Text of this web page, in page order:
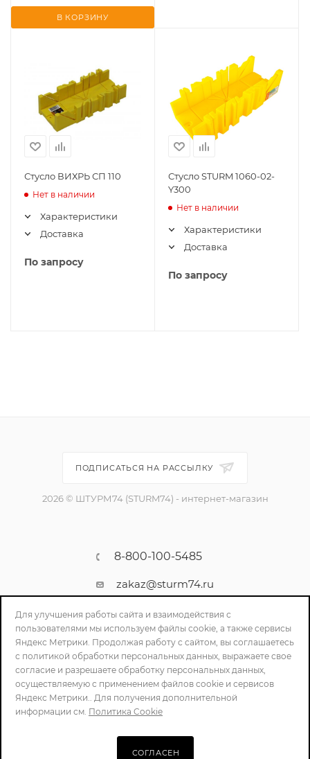
В КОРЗИНУ
Стусло ВИХРЬ СП 110
Нет в наличии
Характеристики
Доставка
По запросу
Стусло STURM 1060-02-
Y300
Нет в наличии
Характеристики
Доставка
По запросу
ПОДПИСАТЬСЯ НА РАССЫЛКУ
2026 © ШТУРМ74 (STURM74) - интернет-магазин
8-800-100-5485
zakaz@sturm74.ru
г. Челябинск, ул. Стартовая 34/1
ПОЛИТИКА КОНФИДЕНЦИАЛЬНОСТИ
Для улучшения работы сайта и взаимодействия с
пользователями мы используем файлы cookie, а также сервисы
Яндекс Метрики. Продолжая работу с сайтом, вы соглашаетесь
с политикой обработки персональных данных, выражаете свое
согласие и разрешаете обработку персональных данных,
осуществляемую с применением файлов cookie и сервисов
Яндекс Метрики.. Для получения дополнительной
информации см. Политика Cookie
СОГЛАСЕН